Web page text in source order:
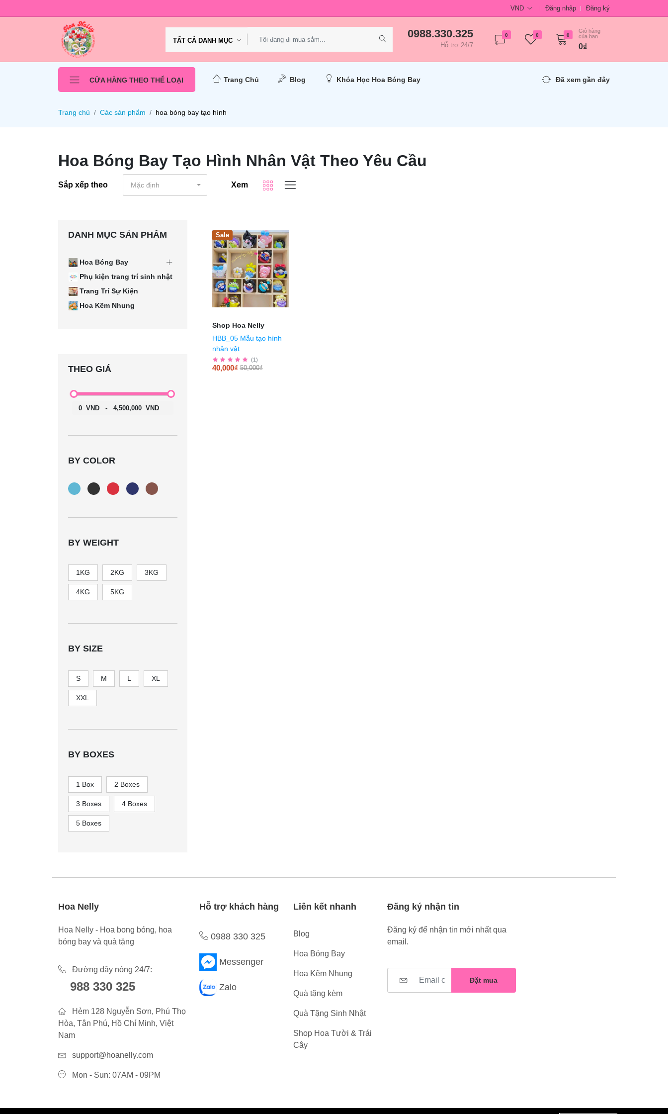
VND Đăng nhập Đăng ký
TẤT CẢ DANH MỤC
0988.330.325
Hỗ trợ 24/7
0 0 0
Giỏ hàng
của bạn
0₫
CỬA HÀNG THEO THỂ LOẠI Trang Chủ Blog Khóa Học Hoa Bóng Bay Đã xem gần đây
Trang chủ Các sản phẩm hoa bóng bay tạo hình
Hoa Bóng Bay Tạo Hình Nhân Vật Theo Yêu Cầu
Sắp xếp theo Mặc định Xem
DANH MỤC SẢN PHẨM
Hoa Bóng Bay
Phụ kiện trang trí sinh nhật
Trang Trí Sự Kiện
Hoa Kẽm Nhung
THEO GIÁ
0 VND - 4,500,000 VND
BY COLOR
BY WEIGHT
1KG 2KG 3KG
4KG 5KG
BY SIZE
S M L XL
XXL
BY BOXES
1 Box 2 Boxes
3 Boxes 4 Boxes
5 Boxes
Sale
Shop Hoa Nelly
HBB_05 Mẫu tạo hình
nhân vật
(1)
50,000₫
40,000₫
Hoa Nelly
Hoa Nelly - Hoa bong bóng, hoa
bóng bay và quà tặng
Đường dây nóng 24/7:
988 330 325
Hẻm 128 Nguyễn Sơn, Phú Thọ
Hòa, Tân Phú, Hồ Chí Minh, Việt
Nam
support@hoanelly.com
Mon - Sun: 07AM - 09PM
Hỗ trợ khách hàng
0988 330 325
Messenger
Zalo
Liên kết nhanh
Blog
Hoa Bóng Bay
Hoa Kẽm Nhung
Quà tặng kèm
Quà Tặng Sinh Nhật
Shop Hoa Tười & Trái
Cây
Đăng ký nhận tin
Đăng ký để nhận tin mới nhất qua
email.
Đặt mua